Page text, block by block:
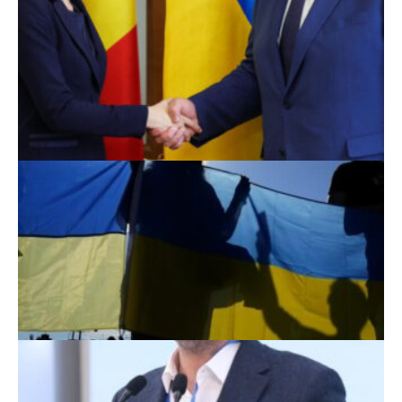
Scoruri fotbal